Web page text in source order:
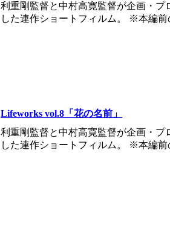
利重剛監督と中村高寛監督が企画・プ
した連作ショートフィルム。 ※本編
Lifeworks vol.8「花の名前」
利重剛監督と中村高寛監督が企画・プ
した連作ショートフィルム。 ※本編